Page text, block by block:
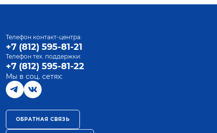
Телефон контакт-центра:
+7 (812) 595-81-21
Телефон тех. поддержки:
+7 (812) 595-81-22
Мы в соц. сетях:
ОБРАТНАЯ СВЯЗЬ